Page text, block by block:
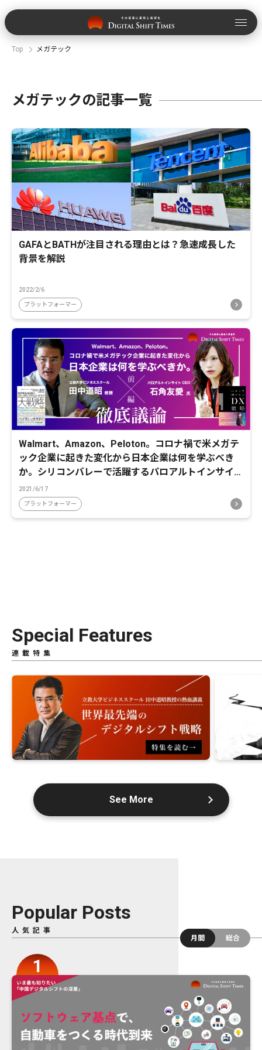
Top メガテック
メガテックの記事一覧
GAFAとBATHが注目される理由とは？急速成長した
背景を解説
2022/2/6
プラットフォーマー
Walmart、Amazon、Peloton。コロナ禍で米メガテ
ック企業に起きた変化から日本企業は何を学ぶべき
か。シリコンバレーで活躍するパロアルトインサイト
CEO石角友愛氏、立教大学ビジネススクール田中道昭
教授が徹底議論
2021/6/17
プラットフォーマー
Special Features
連載特集
See More
Popular Posts
人気記事
月間
総合